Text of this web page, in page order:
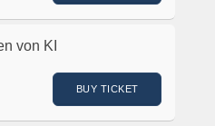
von KI
BUY TICKET